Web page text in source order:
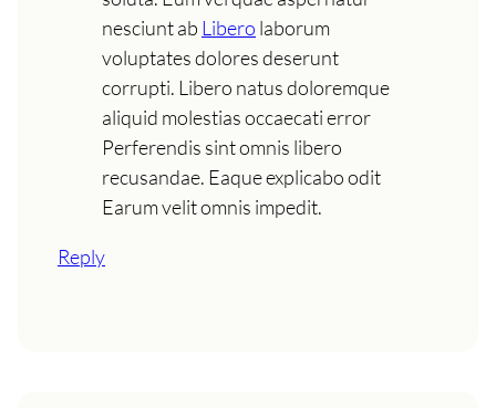
nesciunt ab Libero laborum
voluptates dolores deserunt
corrupti. Libero natus doloremque
aliquid molestias occaecati error
Perferendis sint omnis libero
recusandae. Eaque explicabo odit
Earum velit omnis impedit.
Reply